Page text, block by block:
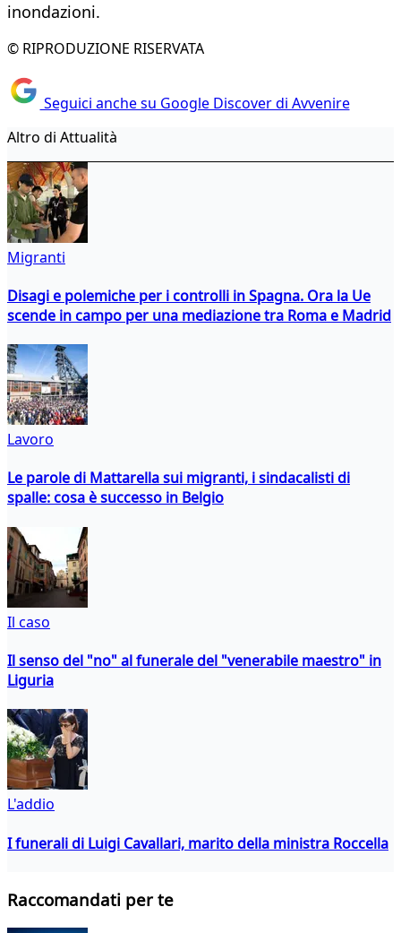
inondazioni.
© RIPRODUZIONE RISERVATA
Seguici anche su Google Discover di Avvenire
Altro di Attualità
Migranti
Disagi e polemiche per i controlli in Spagna. Ora la Ue
scende in campo per una mediazione tra Roma e Madrid
Lavoro
Le parole di Mattarella sui migranti, i sindacalisti di
spalle: cosa è successo in Belgio
Il caso
Il senso del "no" al funerale del "venerabile maestro" in
Liguria
L'addio
I funerali di Luigi Cavallari, marito della ministra Roccella
Raccomandati per te